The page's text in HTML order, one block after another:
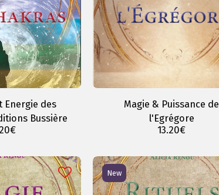
Energie des
Bussière
€
Magie & Puissance de
l'Egrégore
13.20€
New